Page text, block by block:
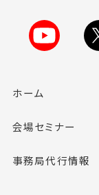
ホーム
会場セミナー
事務局代行情報